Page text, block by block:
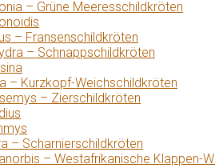
– Grüne Meeresschildkröten
– Fransenschildkröten
– Schnappschildkröten
– Kurzkopf-Weichschildkröten
– Zierschildkröten
– Scharnierschildkröten
– Westafrikanische Klappen-